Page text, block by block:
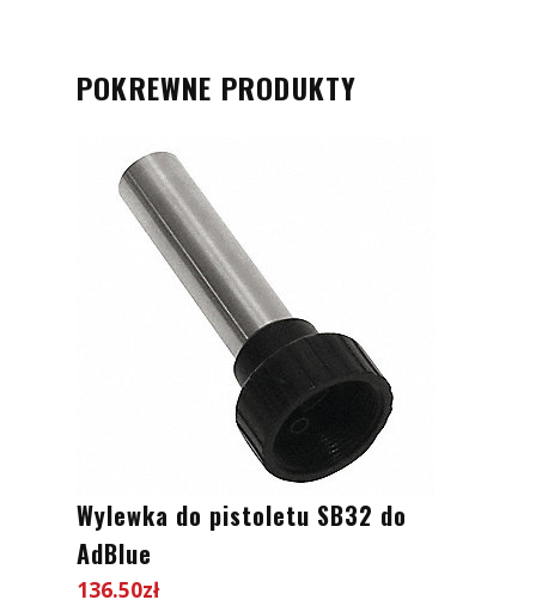
POKREWNE PRODUKTY
Wylewka do pistoletu SB32 do
AdBlue
136.50zł